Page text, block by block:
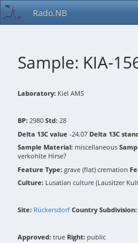
Rado.NB
Sample: KIA-
Laboratory: Kiel AMS
BP: 2980 Std: 28
Delta 13C value -24.07 Delta 13C
Sample Material: miscellaneous
verkohlte Hirse?
Feature Type: grave (flat) cremation
Culture: Lusatian culture (Lausitzer
Site: Rückersdorf Country Subdivision:
Approved: true Right: public